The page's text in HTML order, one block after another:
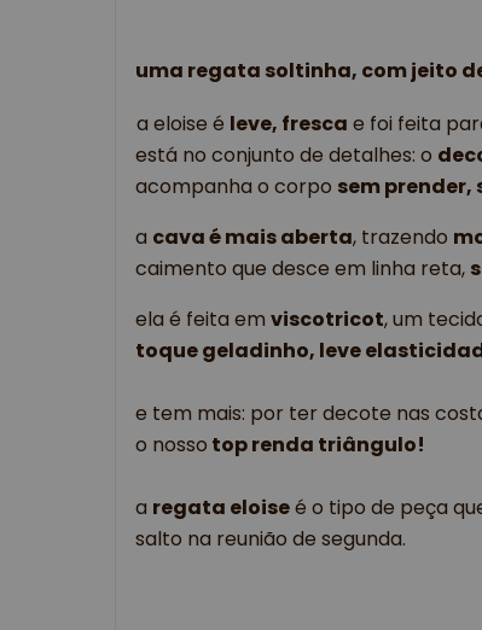
uma regata soltinha, com jeito
a eloise é leve, fresca e foi feita
está no conjunto de detalhes: o
acompanha o corpo sem prender,
a cava é mais aberta, trazendo
caimento que desce em linha reta,
ela é feita em viscotricot, um
toque geladinho, leve
e tem mais: por ter decote nas
o nosso top renda triângulo!
a regata eloiseé o tipo de peça
salto na reunião de segunda.